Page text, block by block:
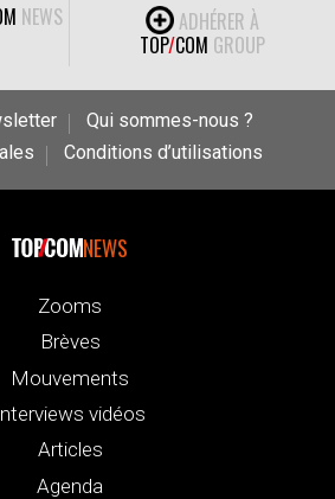
NEWS
ADHÉRER À
TOP/COM GROUP
Qui sommes-nous ?
Conditions d’utilisations
NEWS
Zooms
Brèves
Mouvements
vidéos
Articles
Agenda